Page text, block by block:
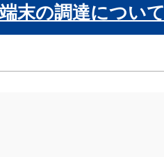
末の調達について